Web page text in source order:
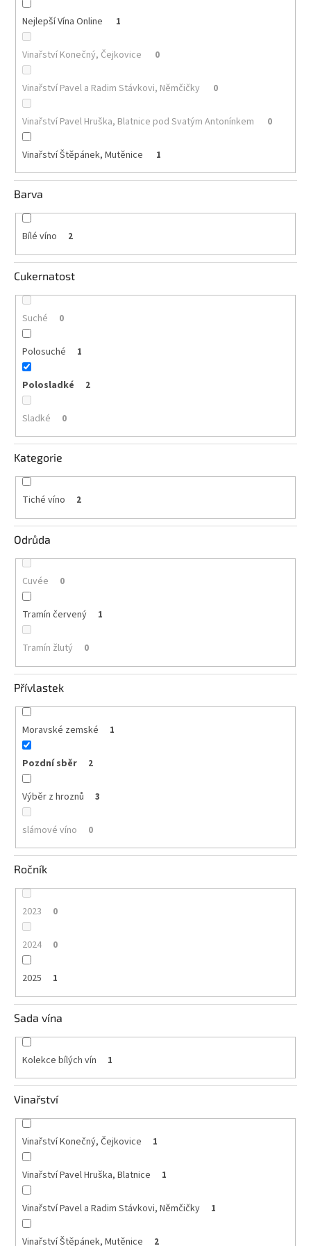
Akční
nabídka
Poslední
láhve
skladem
Cuvée
vína
Klarety
Vína
jakosti
Víno
podle
obsahu
cukru
Dárkové
vína
Delikatesy
vínu
Vývrtky
-
větší
objem
Ostatní
Značky
Přihlášení
Nejlepší Vína Online 1
Vinařství Konečný, Čejkovice 0
Vinařství Pavel a Radim Stávkovi, Němčičky 0
Vinařství Pavel Hruška, Blatnice pod Svatým Antonínkem 0
Vinařství Štěpánek, Mutěnice 1
Barva
Bílé víno 2
Cukernatost
Suché 0
Polosuché 1
Polosladké 2
Sladké 0
Kategorie
Tiché víno 2
Odrůda
Cuvée 0
Tramín červený 1
Tramín žlutý 0
Přívlastek
Moravské zemské 1
Pozdní sběr 2
Výběr z hroznů 3
slámové víno 0
Ročník
2023 0
2024 0
2025 1
Sada vína
Kolekce bílých vín 1
Vinařství
Vinařství Konečný, Čejkovice 1
Vinařství Pavel Hruška, Blatnice 1
Vinařství Pavel a Radim Stávkovi, Němčičky 1
Vinařství Štěpánek, Mutěnice 2